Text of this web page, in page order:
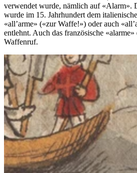
verwendet wurde, nämlich auf «Alarm».
wurde im 15. Jahrhundert dem
«all’arme» («zur Waffe!») oder auch
entlehnt. Auch das französische «alarme»
Waffenruf.